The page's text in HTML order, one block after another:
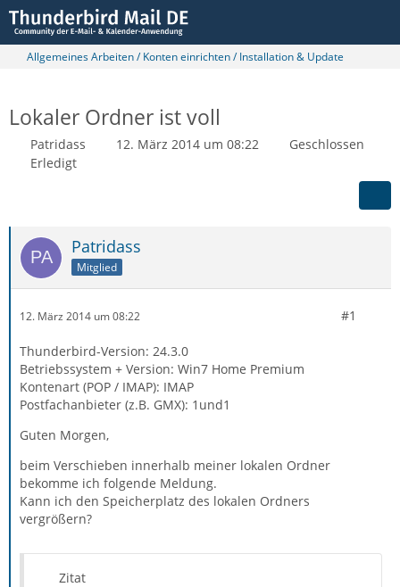
Allgemeines Arbeiten / Konten einrichten / Installation & Update
Lokaler Ordner ist voll
Patridass 12. März 2014 um 08:22
Geschlossen
Erledigt
Patridass
Mitglied
12. März 2014 um 08:22 #1
Thunderbird-Version: 24.3.0
Betriebssystem + Version: Win7 Home Premium
Kontenart (POP / IMAP): IMAP
Postfachanbieter (z.B. GMX): 1und1
Guten Morgen,
beim Verschieben innerhalb meiner lokalen Ordner
bekomme ich folgende Meldung.
Kann ich den Speicherplatz des lokalen Ordners
vergrößern?
Zitat